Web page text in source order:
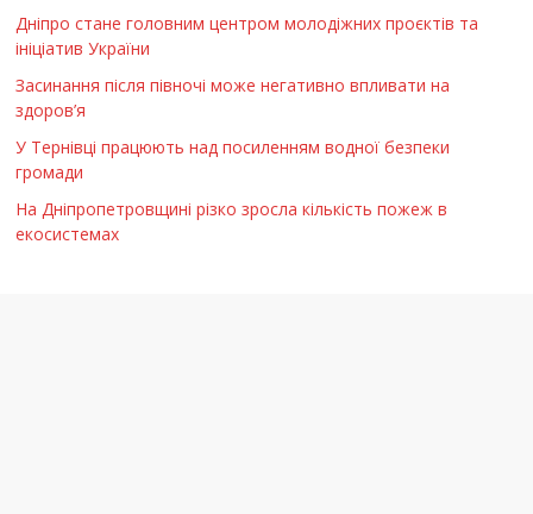
Дніпро стане головним центром молодіжних проєктів та
ініціатив України
Засинання після півночі може негативно впливати на
здоров’я
У Тернівці працюють над посиленням водної безпеки
громади
На Дніпропетровщині різко зросла кількість пожеж в
екосистемах